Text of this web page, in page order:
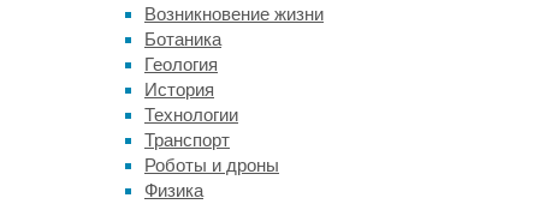
Возникновение жизни
Ботаника
Геология
История
Технологии
Транспорт
Роботы и дроны
Физика
цветной
мир.
эксперименте
участвовали
четыре
человека